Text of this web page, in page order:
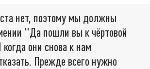
нет, поэтому мы должны
"Да пошли вы к чёртовой
они снова к нам
Прежде всего нужно